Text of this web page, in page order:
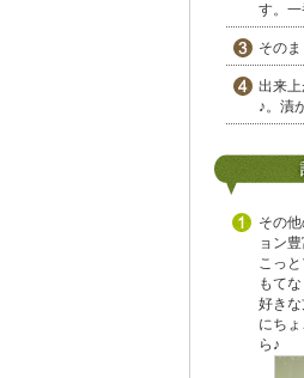
す。一
その
出来
♪。漬
その
ョン
こっ
もて
好き
にち
ら♪